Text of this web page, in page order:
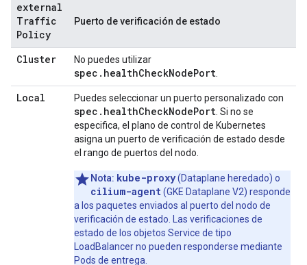
external
Traffic
Policy
Puerto de verificación de estado
Cluster No puedes utilizar
spec.healthCheckNodePort
Local Puedes seleccionar un puerto personalizado con
spec.healthCheckNodePort . Si no se
especifica, el plano de control de Kubernetes
asigna un puerto de verificación de estado desde
el rango de puertos del nodo.
Nota: kube-proxy(Dataplane heredado) o
cilium-agent(GKE Dataplane V2) responde
a los paquetes enviados al puerto del nodo de
verificación de estado. Las verificaciones de
estado de los objetos Service de tipo
LoadBalancer no pueden responderse mediante
Pods de entrega.